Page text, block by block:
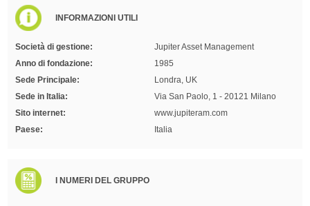
INFORMAZIONI UTILI
Società di gestione:
Jupiter Asset Management
Anno di fondazione:
1985
Sede Principale:
Londra, UK
Sede in Italia:
Via San Paolo, 1 - 20121 Milano
Sito internet:
www.jupiteram.com
Paese:
Italia
I NUMERI DEL GRUPPO